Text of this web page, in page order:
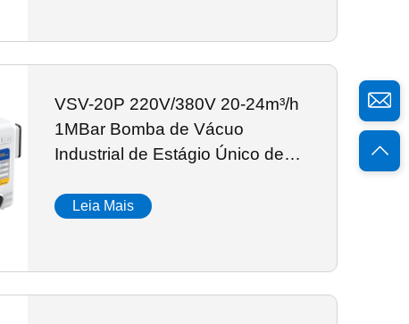
VSV-20P 220V/380V 20-24m³/h
1MBar Bomba de Vácuo
Industrial de Estágio Único de
Leia Mais